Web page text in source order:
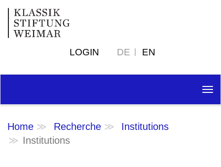
LOGIN DE EN
Home Recherche
Institutions
Institutions